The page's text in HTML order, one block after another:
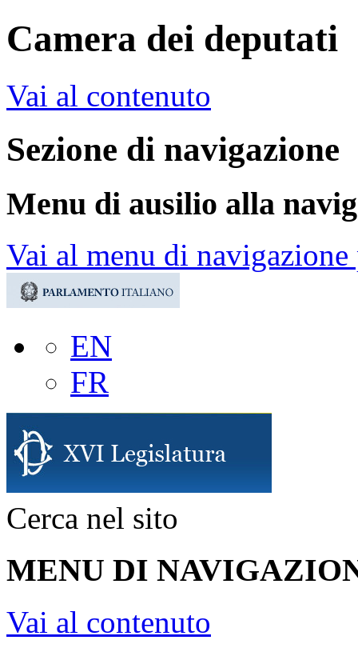
Camera dei deputati
Vai al contenuto
Sezione di navigazione
Menu di ausilio alla
Vai al menu di
EN
FR
Cerca nel sito
MENU DI
Vai al contenuto